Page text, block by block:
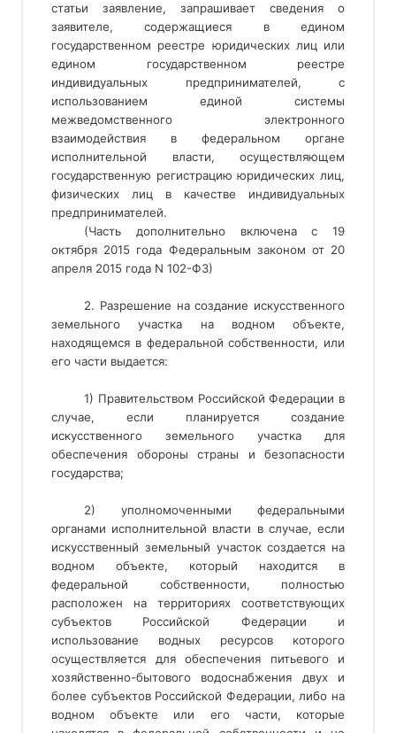
статьи заявление, запрашивает сведения о
заявителе, содержащиеся в едином
государственном реестре юридических лиц или
едином государственном реестре
индивидуальных предпринимателей, с
использованием единой системы
межведомственного электронного
взаимодействия в федеральном органе
исполнительной власти, осуществляющем
государственную регистрацию юридических лиц,
физических лиц в качестве индивидуальных
предпринимателей.
(Часть дополнительно включена с 19
октября 2015 года Федеральным законом от 20
апреля 2015 года N 102-ФЗ)
2. Разрешение на создание искусственного
земельного участка на водном объекте,
находящемся в федеральной собственности, или
его части выдается:
1) Правительством Российской Федерации в
случае, если планируется создание
искусственного земельного участка для
обеспечения обороны страны и безопасности
государства;
2) уполномоченными федеральными
органами исполнительной власти в случае, если
искусственный земельный участок создается на
водном объекте, который находится в
федеральной собственности, полностью
расположен на территориях соответствующих
субъектов Российской Федерации и
использование водных ресурсов которого
осуществляется для обеспечения питьевого и
хозяйственно-бытового водоснабжения двух и
более субъектов Российской Федерации, либо на
водном объекте или его части, которые